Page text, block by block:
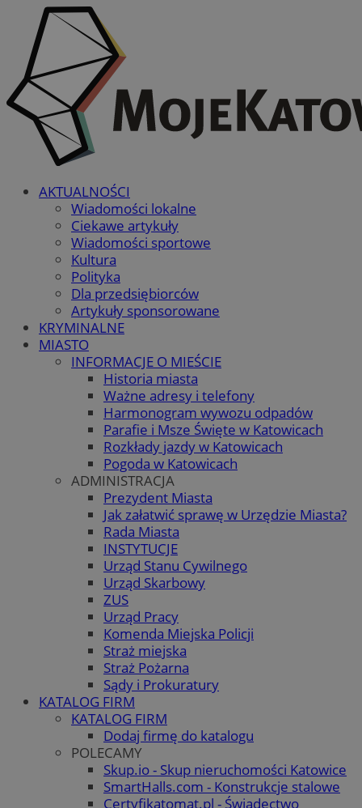
AKTUALNOŚCI
Wiadomości lokalne
Ciekawe artykuły
Wiadomości sportowe
Kultura
Polityka
Dla przedsiębiorców
Artykuły sponsorowane
KRYMINALNE
MIASTO
INFORMACJE O MIEŚCIE
Historia miasta
Ważne adresy i telefony
Harmonogram wywozu odpadów
Parafie i Msze Święte w Katowicach
Rozkłady jazdy w Katowicach
Pogoda w Katowicach
ADMINISTRACJA
Prezydent Miasta
Jak załatwić sprawę w Urzędzie Miasta?
Rada Miasta
INSTYTUCJE
Urząd Stanu Cywilnego
Urząd Skarbowy
ZUS
Urząd Pracy
Komenda Miejska Policji
Straż miejska
Straż Pożarna
Sądy i Prokuratury
KATALOG FIRM
KATALOG FIRM
Dodaj firmę do katalogu
POLECAMY
Skup.io - Skup nieruchomości Katowice
SmartHalls.com - Konstrukcje stalowe
Certyfikatomat.pl - Świadectwo